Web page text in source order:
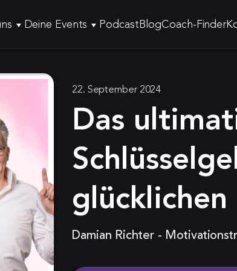
Deine Events Podcast BlogCoach-Finder
22. September 2024
Das
glücklichen
Damian Richter -